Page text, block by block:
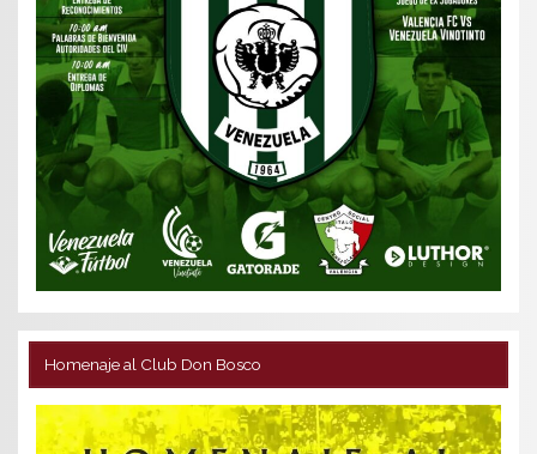
Homenaje al Club Don Bosco